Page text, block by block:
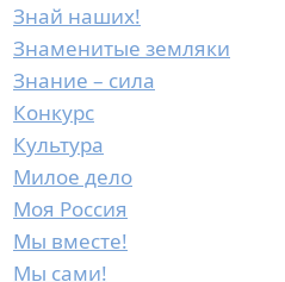
Знай наших!
Знаменитые земляки
Знание – сила
Конкурс
Культура
Милое дело
Моя Россия
Мы вместе!
Мы сами!